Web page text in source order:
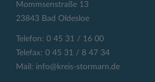
Mommsenstraße 13
23843 Bad Oldesloe
Telefon: 0 45 31 / 16 00
Telefax: 0 45 31 / 8 47 34
Mail: info@kreis-stormarn.de